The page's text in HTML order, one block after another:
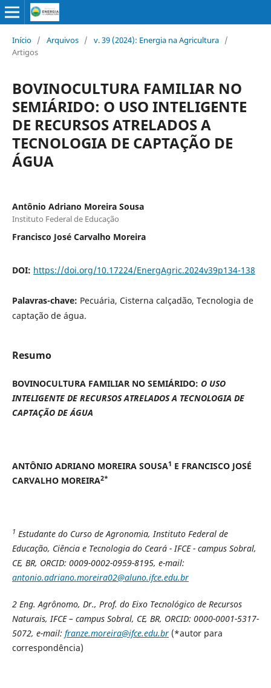
Início / Arquivos / v. 39 (2024): Energia na Agricultura /
Artigos
BOVINOCULTURA FAMILIAR NO
SEMIÁRIDO: O USO INTELIGENTE
DE RECURSOS ATRELADOS A
TECNOLOGIA DE CAPTAÇÃO DE
ÁGUA
Antônio Adriano Moreira Sousa
Instituto Federal de Educação
Francisco José Carvalho Moreira
DOI: https://doi.org/10.17224/EnergAgric.2024v39p134-138
Palavras-chave: Pecuária, Cisterna calçadão, Tecnologia de
captação de água.
Resumo
BOVINOCULTURA FAMILIAR NO SEMIÁRIDO: O USO
INTELIGENTE DE RECURSOS ATRELADOS A TECNOLOGIA DE
CAPTAÇÃO DE ÁGUA
ANTÔNIO ADRIANO MOREIRA SOUSA1 E FRANCISCO JOSÉ
CARVALHO MOREIRA2*
1 Estudante do Curso de Agronomia, Instituto Federal de
Educação, Ciência e Tecnologia do Ceará - IFCE - campus Sobral,
CE, BR, ORCID: 0009-0002-0959-8195, e-mail:
antonio.adriano.moreira02@aluno.ifce.edu.br
2Eng. Agrônomo, Dr., Prof. do Eixo Tecnológico de Recursos
Naturais, IFCE – campus Sobral, CE, BR, ORCID: 0000-0001-5317-
5072, e-mail: franze.moreira@ifce.edu.br(*autor para
correspondência)